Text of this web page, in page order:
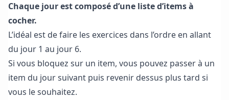
Chaque jour est composé d’une liste d’items à
cocher.
L’idéal est de faire les exercices dans l’ordre en allant
du jour 1 au jour 6.
Si vous bloquez sur un item, vous pouvez passer à un
item du jour suivant puis revenir dessus plus tard si
vous le souhaitez.